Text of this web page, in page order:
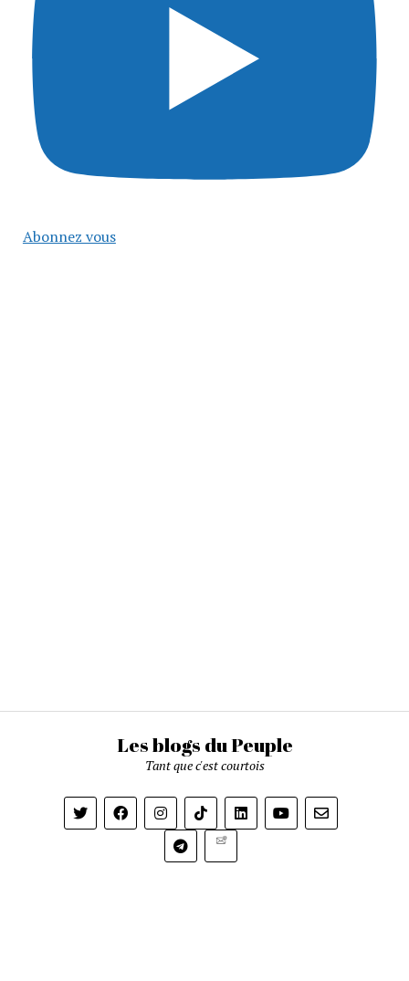
Abonnez vous
Les blogs du Peuple
Tant que c'est courtois